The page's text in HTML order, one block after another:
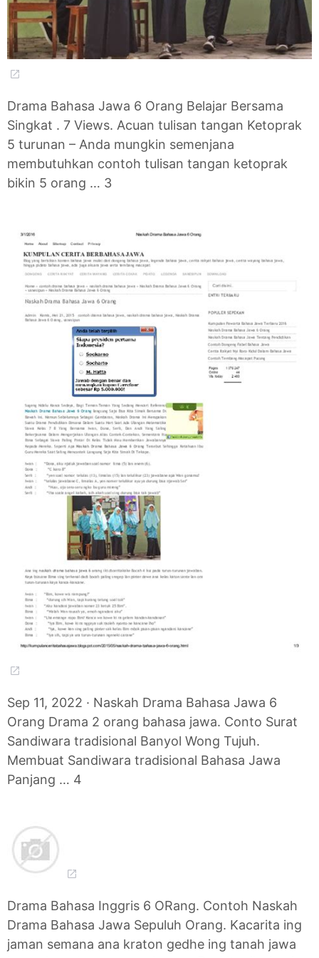
Drama Bahasa Jawa 6 Orang Belajar Bersama
Singkat . 7 Views. Acuan tulisan tangan Ketoprak
5 turunan – Anda mungkin semenjana
membutuhkan contoh tulisan tangan ketoprak
bikin 5 orang … 3
Sep 11, 2022 · Naskah Drama Bahasa Jawa 6
Orang Drama 2 orang bahasa jawa. Conto Surat
Sandiwara tradisional Banyol Wong Tujuh.
Membuat Sandiwara tradisional Bahasa Jawa
Panjang … 4
Drama Bahasa Inggris 6 ORang. Contoh Naskah
Drama Bahasa Jawa Sepuluh Orang. Kacarita ing
jaman semana ana kraton gedhe ing tanah jawa